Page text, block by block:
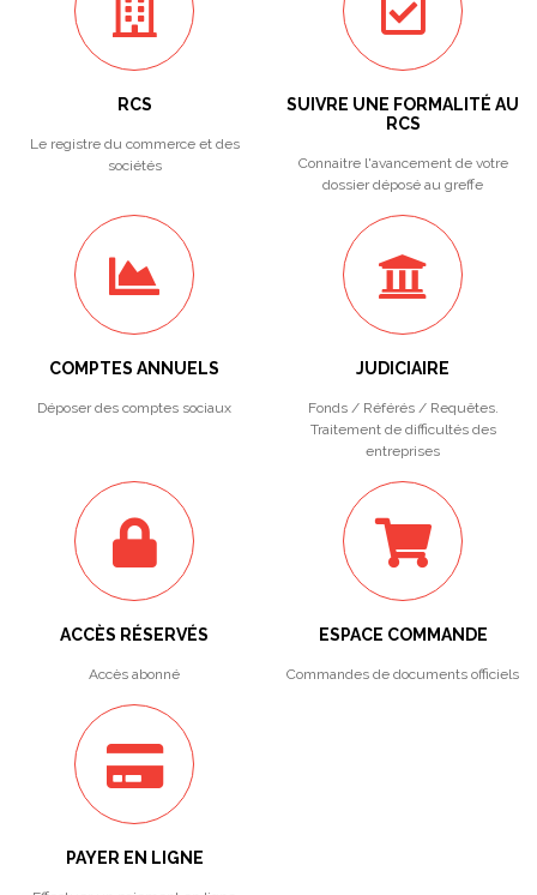
RCS
Le registre du commerce et des
sociétés
SUIVRE UNE FORMALITÉ AU
RCS
Connaitre l'avancement de votre
dossier déposé au greffe
COMPTES ANNUELS
Déposer des comptes sociaux
JUDICIAIRE
Fonds / Référés / Requêtes.
Traitement de difficultés des
entreprises
ACCÈS RÉSERVÉS
Accès abonné
ESPACE COMMANDE
Commandes de documents officiels
PAYER EN LIGNE